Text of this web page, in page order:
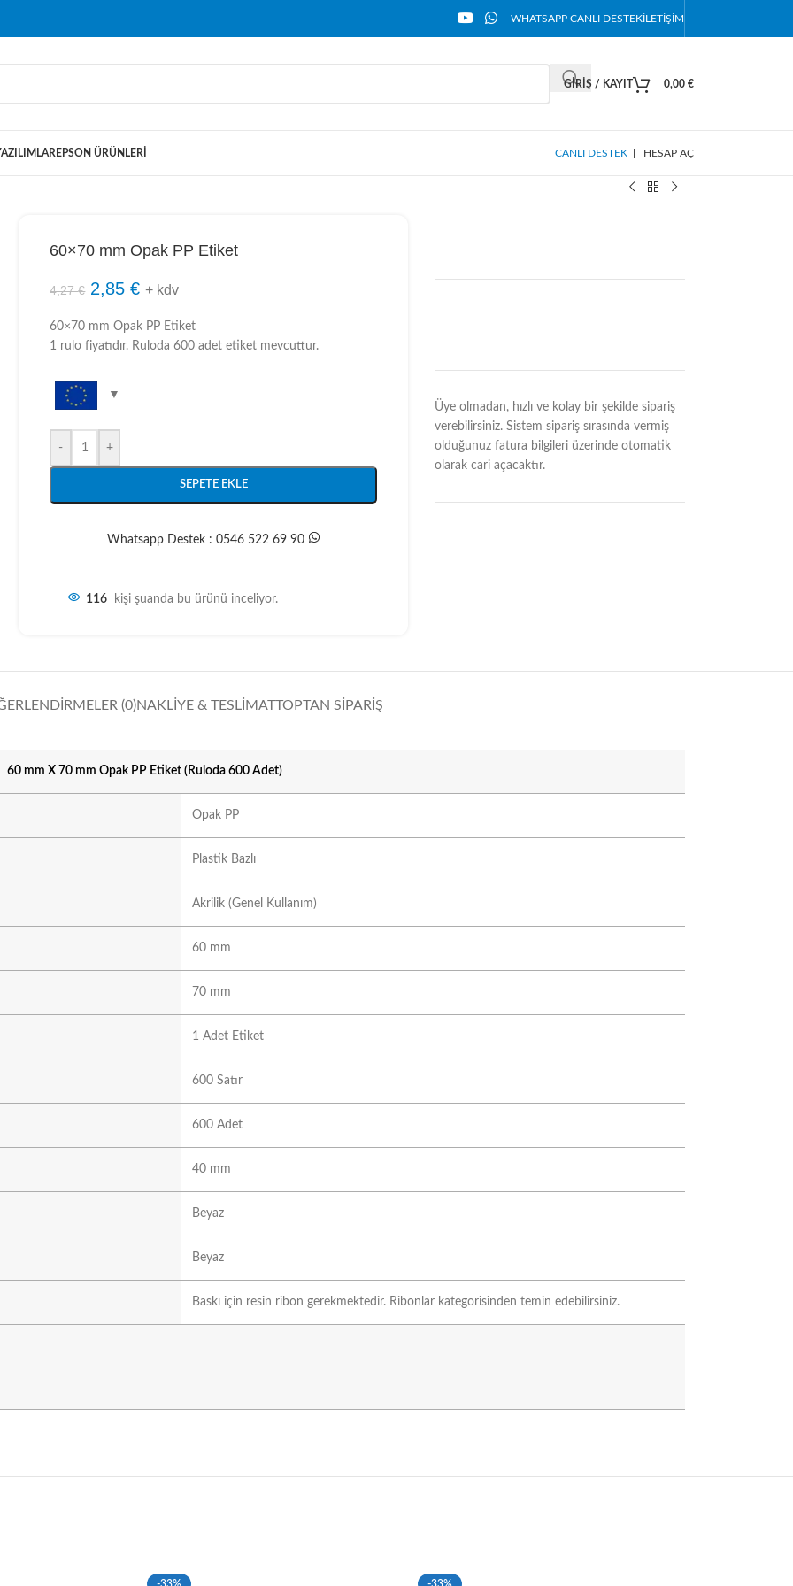
WHATSAPP CANLI DESTEKİLETIŞIM
GIRIŞ / KAYIT 0,00 €
EPSON ÜRÜNLERI CANLI DESTEK HESAP AÇ
60×70 mm Opak PP Etiket
4,27€ 2,85€ + kdv
60×70 mm Opak PP Etiket
1 rulo fiyatıdır. Ruloda 600 adet etiket mevcuttur.
- +
SEPETE EKLE
Whatsapp Destek : 0546 522 69 90
116 kişi şuanda bu ürünü inceliyor.
Üye olmadan, hızlı ve kolay bir şekilde sipariş
verebilirsiniz. Sistem sipariş sırasında vermiş
olduğunuz fatura bilgileri üzerinde otomatik
olarak cari açacaktır.
(0)NAKLIYE & TESLIMATTOPTAN SIPARIŞ
60 mm X 70 mm Opak PP Etiket (Ruloda 600 Adet)
Opak PP
Plastik Bazlı
Akrilik (Genel Kullanım)
60 mm
70 mm
1 Adet Etiket
600 Satır
600 Adet
40 mm
Beyaz
Beyaz
Baskı için resin ribon gerekmektedir. Ribonlar kategorisinden temin edebilirsiniz.